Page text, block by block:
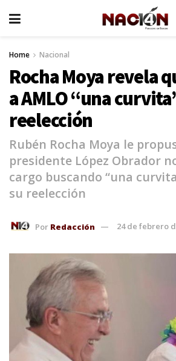
Home Nacional
Rocha Moya revela
a AMLO “una
reelección
Rubén Rocha Moya le
presidente López Obrador
cargo buscando “una
su reelección
Por Redacción 24 de febrero